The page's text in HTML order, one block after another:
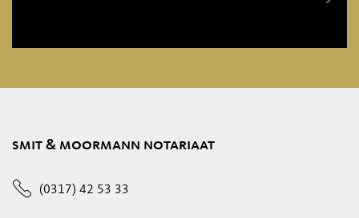
smit & moormann notariaat
(0317) 42 53 33